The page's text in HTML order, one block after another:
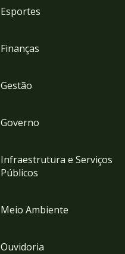
Esportes
Finanças
Gestão
Governo
Infraestrutura e Serviços
Públicos
Meio Ambiente
Ouvidoria